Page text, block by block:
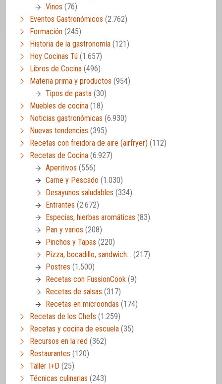
Vinos (76)
Eventos Gastronómicos (2.762)
Formación (245)
Historia de la gastronomía (121)
Hoy Cocinas Tú (1.657)
Libros de Cocina (496)
Materia prima y productos (954)
Tipos de pasta (30)
Muebles de cocina (18)
Noticias gastronómicas (6.930)
Nuevas tendencias (395)
Recetas con freidora de aire (airfryer) (112)
Recetas de Cocina (6.927)
Aperitivos (556)
Carne y Pescado (1.030)
Desayunos saludables (334)
Entrantes (2.672)
Especias, hierbas aromáticas (83)
Pan y varios (208)
Pinchos y Tapas (220)
Pizza, bocadillo, sandwich… (217)
Postres (1.500)
Recetas con FussionCook (9)
Recetas de salsas (317)
Recetas en microondas (174)
Recetas de los Chefs (1.259)
Recetas y cocina de escuela (35)
Recursos en la red (362)
Restaurantes (120)
Taller I+D (25)
Técnicas culinarias (243)